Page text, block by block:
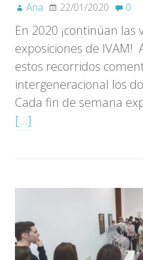
Ana 22/01/2020 0
En 2020 ¡continúan las
exposiciones de IVAM!
estos recorridos
intergeneracional los
Cada fin de semana
[…]